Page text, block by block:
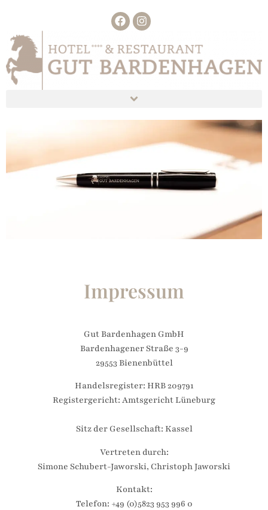
Impressum
Gut Bardenhagen GmbH
Bardenhagener Straße 3-9
29553 Bienenbüttel
Handelsregister: HRB 209791
Registergericht: Amtsgericht Lüneburg
Sitz der Gesellschaft: Kassel
Vertreten durch:
Simone Schubert-Jaworski, Christoph Jaworski
Kontakt:
Telefon: +49 (0)5823 953 996 0